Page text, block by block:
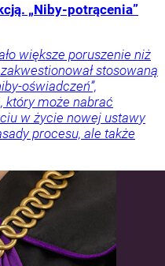
„Niby-potrącenia”
większe poruszenie niż
stosowaną
oświadczeń”,
który może nabrać
w życie nowej ustawy
procesu, ale także